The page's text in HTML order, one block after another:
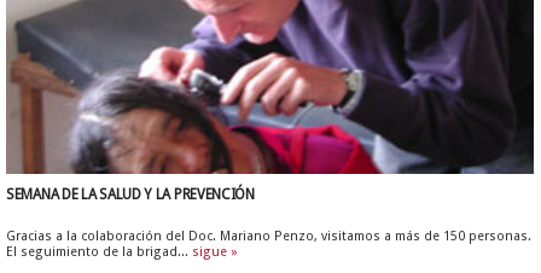
SEMANA DE LA SALUD Y LA PREVENCIÓN
Gracias a la colaboración del Doc. Mariano Penzo, visitamos a más de 150 personas.
El seguimiento de la brigad... sigue »